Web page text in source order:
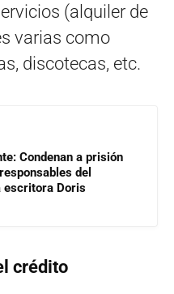
(alquiler de
varias como
discotecas, etc.
Condenan a prisión
del
escritora Doris
crédito